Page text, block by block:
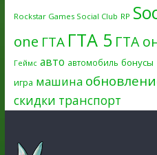
Rockstar Games Social Club RP
one ГТА ГТА 5 ГТА
Геймс авто автомобиль бонусы
игра машина
скидки транспорт